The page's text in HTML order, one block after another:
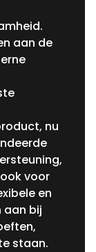
aan de
nu
voor
en
aan bij
staan.